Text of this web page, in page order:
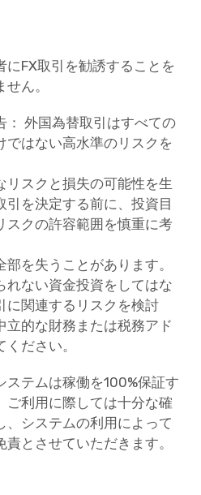
にFX取引を勧誘することを
ん。
： 外国為替取引はすべての
ではない高水準のリスクを
リスクと損失の可能性を生
引を決定する前に、投資目
スクの許容範囲を慎重に考
を失うことがあります。
れない資金投資をしてはな
に関連するリスクを検討
立的な財務または税務アド
ださい。
ステムは稼働を100%保証す
ご利用に際しては十分な確
、システムの利用によって
とさせていただきます。